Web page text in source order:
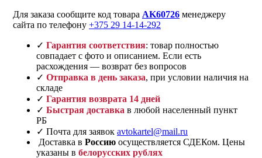
Для заказа сообщите код товара AK60726 менеджеру
сайта по телефону +375 29 14-14-292
✓ Гарантия соответствия: товар полностью
совпадает с фото и описанием. Если есть
расхождения — возврат без вопросов
✓ Отправка в день заказа, при условии наличия на
складе
✓ Гарантия возврата 14 дней
✓ Быстрая доставка в любой населенный пункт
РБ
✓ Почта для заявок avtokartel@mail.ru
Доставка в Россию осуществляется СДЕКом. Цены
указаны в белорусских рублях